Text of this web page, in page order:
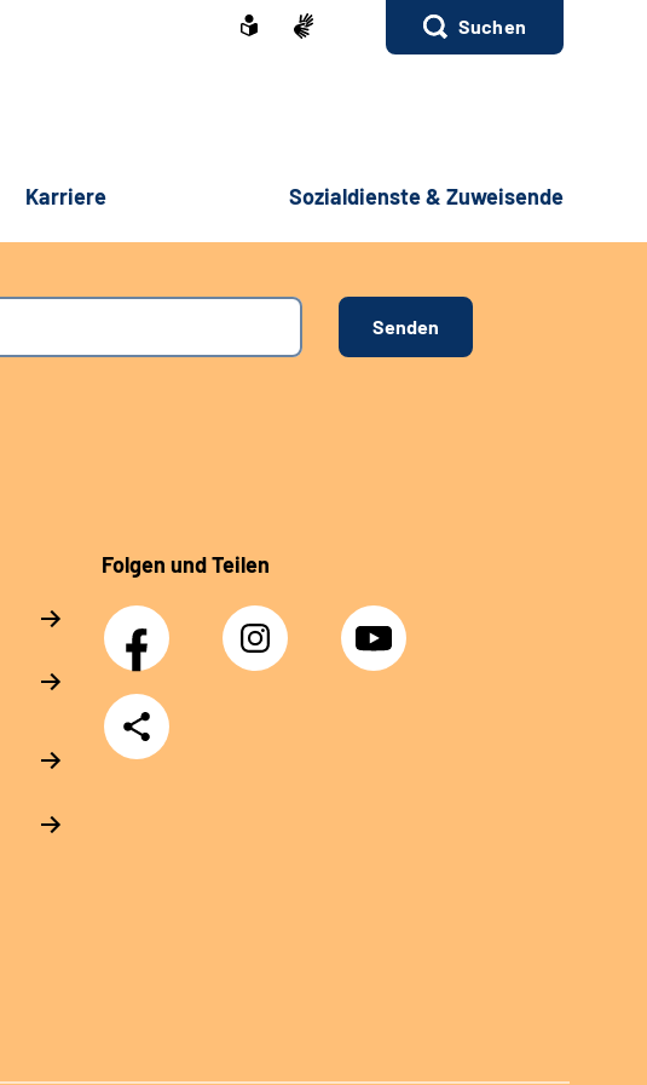
Suchen
Karriere Sozialdienste & Zuweisende
Folgen und Teilen
Facebook Instagram YouTube
Teilen